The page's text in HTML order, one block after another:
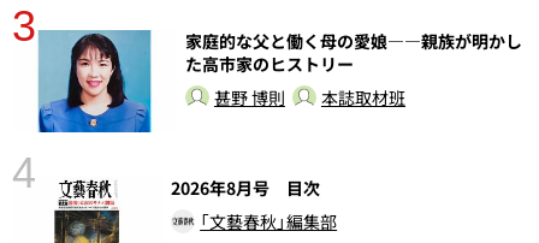
3
家庭的な父と働く母の愛娘――親族が明かし
た高市家のヒストリー
甚野 博則
本誌取材班
4
2026年8月号 目次
「文藝春秋」編集部